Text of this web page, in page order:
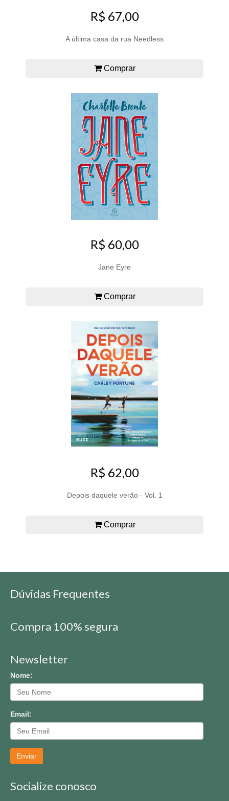
R$ 67,00
A última casa da rua Needless
Comprar
R$ 60,00
Jane Eyre
Comprar
R$ 62,00
Depois daquele verão - Vol. 1
Comprar
Dúvidas Frequentes
Compra 100% segura
Newsletter
Nome:
Email:
Enviar
Socialize conosco